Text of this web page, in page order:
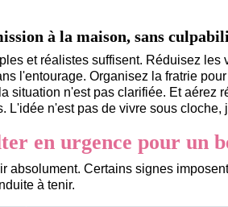
à la maison, sans
et réalistes suffisent. Réduisez
l'entourage. Organisez la fratrie
situation n'est pas clarifiée. Et aérez
L'idée n'est pas de vivre sous
en urgence pour un
absolument. Certains signes
à tenir.